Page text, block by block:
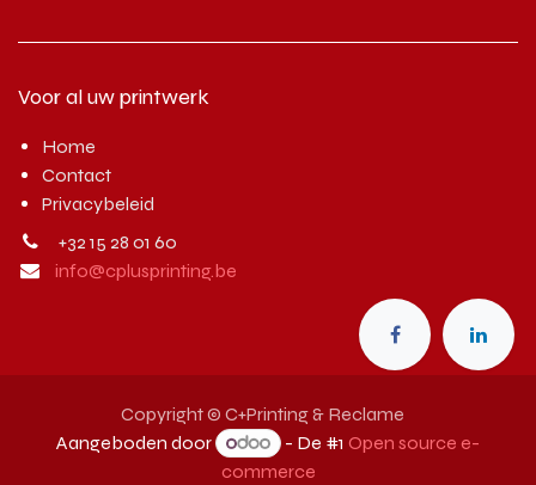
Voor al uw printwerk
Home
Contact
Privacybeleid
+32 15 28 01 60
info@cplusprinting.be
Copyright © C+Printing & Reclame
Aangeboden door
- De #1 Open source e-
commerce